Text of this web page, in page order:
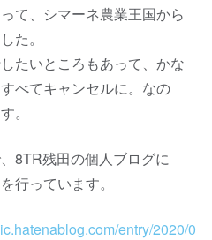
て、シマーネ農業王国から
た。
たいところもあって、かな
べてキャンセルに。なの
。
8TR残田の個人ブログに
行っています。
entry/2020/0